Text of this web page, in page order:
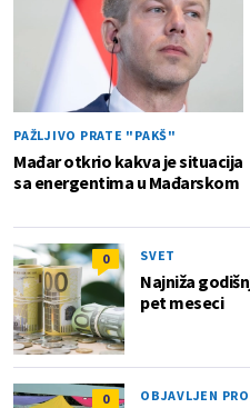
PAŽLJIVO PRATE "PAKŠ"
Mađar otkrio kakva je situacija
sa energentima u Mađarskom
0 SVET
Najniža
pet meseci
0 OBJAVLJEN